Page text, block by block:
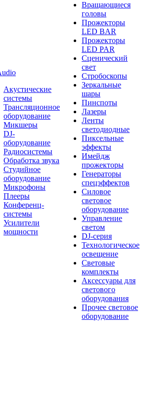
Акустические
системы
Трансляционное
оборудование
Микшеры
DJ-
оборудование
Радиосистемы
Обработка звука
Студийное
оборудование
Микрофоны
Плееры
Конференц-
системы
Усилители
мощности
Вращающиеся
головы
Прожекторы
LED BAR
Прожекторы
LED PAR
Сценический
свет
Стробоскопы
Зеркальные
шары
Пинспоты
Лазеры
Ленты
светодиодные
Пиксельные
эффекты
Имейдж
прожекторы
Генераторы
спецэффектов
Силовое
световое
оборудование
Управление
светом
DJ-серия
Технологическое
освещение
Световые
комплекты
Аксессуары для
светового
оборудования
Прочее световое
оборудование